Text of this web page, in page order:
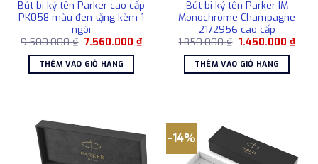
Bút bi ký tên Parker cao cấp
PK058 màu đen tặng kèm 1
ngòi
9.500.000₫ Giá
là:
9.500.000 ₫.
7.560.000 ₫Giá
hiện
7.560.000 ₫.
THÊM VÀO GIỎ HÀNG
Bút bi ký tên Parker IM
Monochrome Champagne
2172956 cao cấp
1.850.000₫ Giá
là:
1.850.000 ₫.
1.450.000 ₫Giá
hiện
THÊM VÀO GIỎ HÀNG
-14%